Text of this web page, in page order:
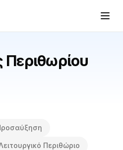
Περιθώριο